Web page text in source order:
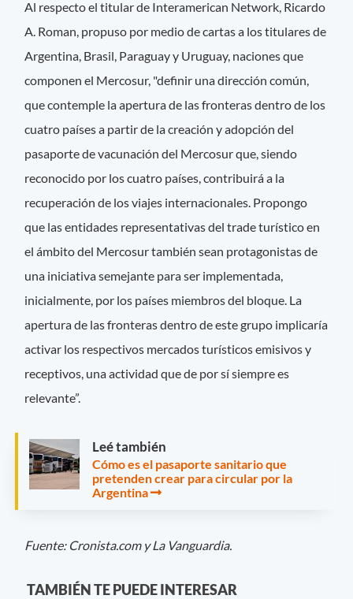
Al respecto el titular de Interamerican Network, Ricardo
A. Roman, propuso por medio de cartas a los titulares de
Argentina, Brasil, Paraguay y Uruguay, naciones que
componen el Mercosur, "definir una dirección común,
que contemple la apertura de las fronteras dentro de los
cuatro países a partir de la creación y adopción del
pasaporte de vacunación del Mercosur que, siendo
reconocido por los cuatro países, contribuirá a la
recuperación de los viajes internacionales. Propongo
que las entidades representativas del trade turístico en
el ámbito del Mercosur también sean protagonistas de
una iniciativa semejante para ser implementada,
inicialmente, por los países miembros del bloque. La
apertura de las fronteras dentro de este grupo implicaría
activar los respectivos mercados turísticos emisivos y
receptivos, una actividad que de por sí siempre es
relevante”.
Leé también
Cómo es el pasaporte sanitario que
pretenden crear para circular por la
Argentina
Fuente: Cronista.com y La Vanguardia.
TAMBIÉN TE PUEDE INTERESAR